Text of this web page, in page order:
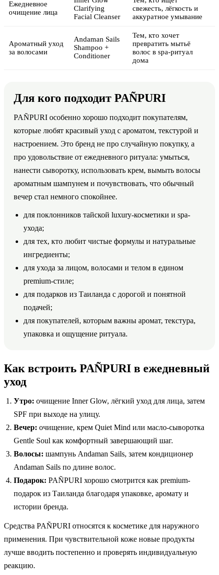
Ежедневное
очищение лица
Clarifying
Facial Cleanser
свежесть, лёгкость и
аккуратное умывание
Ароматный уход
за волосами
Andaman Sails
Shampoo +
Conditioner
Тем, кто хочет
превратить мытьё
волос в spa-ритуал
дома
Для кого подходит PAÑPURI
PAÑPURI особенно хорошо подходит покупателям,
которые любят красивый уход с ароматом, текстурой и
настроением. Это бренд не про случайную покупку, а
про удовольствие от ежедневного ритуала: умыться,
нанести сыворотку, использовать крем, вымыть волосы
ароматным шампунем и почувствовать, что обычный
вечер стал немного спокойнее.
для поклонников тайской luxury-косметики и spa-
ухода;
для тех, кто любит чистые формулы и натуральные
ингредиенты;
для ухода за лицом, волосами и телом в едином
premium-стиле;
для подарков из Таиланда с дорогой и понятной
подачей;
для покупателей, которым важны аромат, текстура,
упаковка и ощущение ритуала.
Как встроить PAÑPURI в ежедневный
уход
Утро: очищение Inner Glow, лёгкий уход для лица, затем
SPF при выходе на улицу.
Вечер: очищение, крем Quiet Mind или масло-сыворотка
Gentle Soul как комфортный завершающий шаг.
Волосы: шампунь Andaman Sails, затем кондиционер
Andaman Sails по длине волос.
Подарок: PAÑPURI хорошо смотрится как premium-
подарок из Таиланда благодаря упаковке, аромату и
истории бренда.
Средства PAÑPURI относятся к косметике для наружного
применения. При чувствительной коже новые продукты
лучше вводить постепенно и проверять индивидуальную
реакцию.